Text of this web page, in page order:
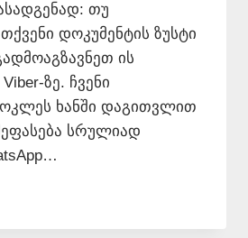
თუ
დოკუმენტის ზუსტი
ის
ზე. ჩვენი
ხანში დაგითვლით
სრულიად